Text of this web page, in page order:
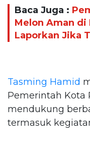
Baca Juga :
Melon Aman di
Laporkan Jika
Tasming Hamid
Pemerintah Kota
mendukung
termasuk